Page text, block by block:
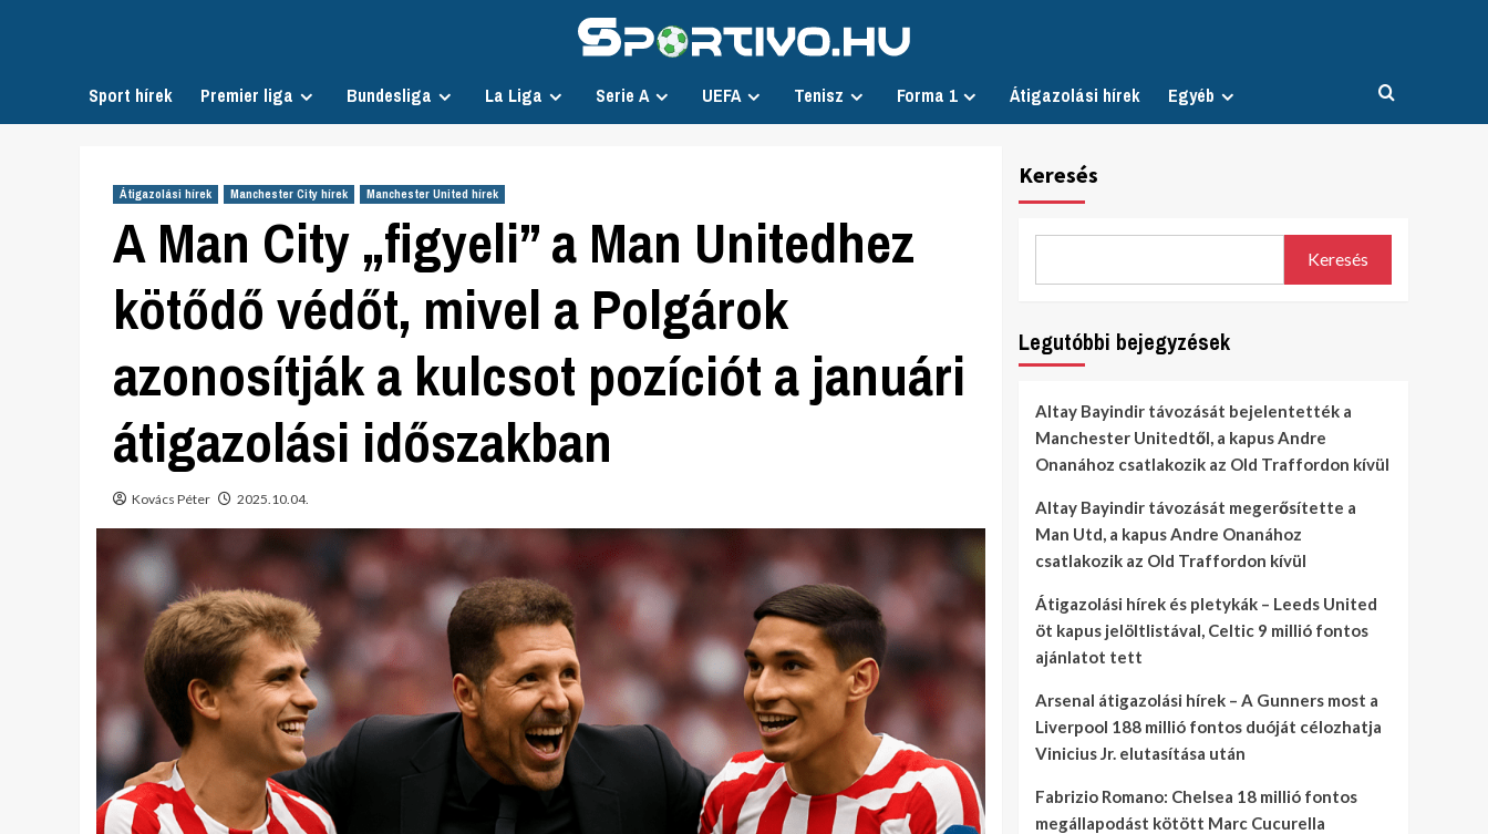
Sport hírek Premier liga Bundesliga La Liga Serie A UEFA Tenisz Forma 1 Átigazolási hírek Egyéb
Átigazolási hírek Manchester City hírek Manchester United hírek
A Man City „figyeli” a Man Unitedhez
kötődő védőt, mivel a Polgárok
azonosítják a kulcsot pozíciót a januári
átigazolási időszakban
Kovács Péter 2025.10.04.
Keresés
Keresés
Legutóbbi bejegyzések
Altay Bayindir távozását bejelentették a
Manchester Unitedtől, a kapus Andre
Onanához csatlakozik az Old Traffordon kívül
Altay Bayindir távozását megerősítette a
Man Utd, a kapus Andre Onanához
csatlakozik az Old Traffordon kívül
Átigazolási hírek és pletykák – Leeds United
öt kapus jelöltlistával, Celtic 9 millió fontos
ajánlatot tett
Arsenal átigazolási hírek – A Gunners most a
Liverpool 188 millió fontos duóját célozhatja
Vinicius Jr. elutasítása után
Fabrizio Romano: Chelsea 18 millió fontos
megállapodást kötött Marc Cucurella